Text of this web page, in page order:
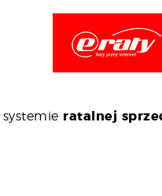
ratalnej